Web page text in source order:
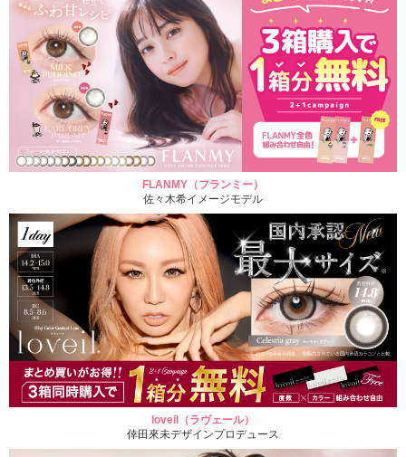
FLANMY（フランミー）
佐々木希イメージモデル
loveil（ラヴェール）
倖田來未デザインプロデュース